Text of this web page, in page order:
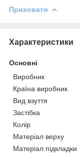
Приховати
Характеристики
Основні
Виробник
Країна виробник
Вид взуття
Застібка
Колір
Матеріал верху
Матеріал підкладки